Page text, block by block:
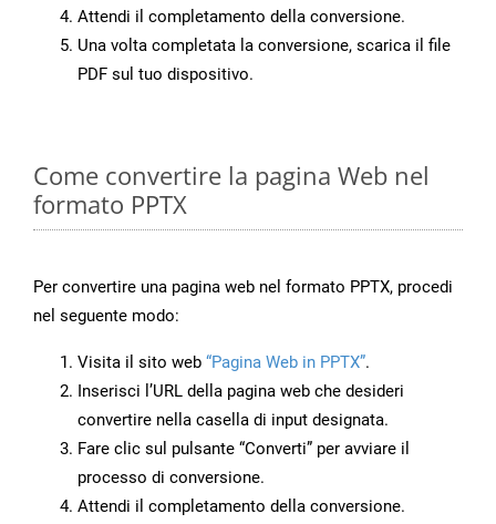
Attendi il completamento della conversione.
Una volta completata la conversione, scarica il file
PDF sul tuo dispositivo.
Come convertire la pagina Web nel
formato PPTX
Per convertire una pagina web nel formato PPTX, procedi
nel seguente modo:
Visita il sito web “Pagina Web in PPTX”.
Inserisci l’URL della pagina web che desideri
convertire nella casella di input designata.
Fare clic sul pulsante “Converti” per avviare il
processo di conversione.
Attendi il completamento della conversione.